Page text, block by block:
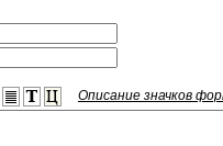
Описание значков